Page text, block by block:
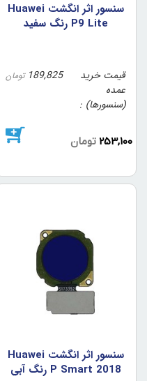
سنسور اثر انگشت Huawei
P9 Lite رنگ سفيد
قیمت خرید
عمده
(سنسورها)
189,825 تومان
253,100 تومان
سنسور اثر انگشت Huawei
P Smart 2018 رنگ آبي